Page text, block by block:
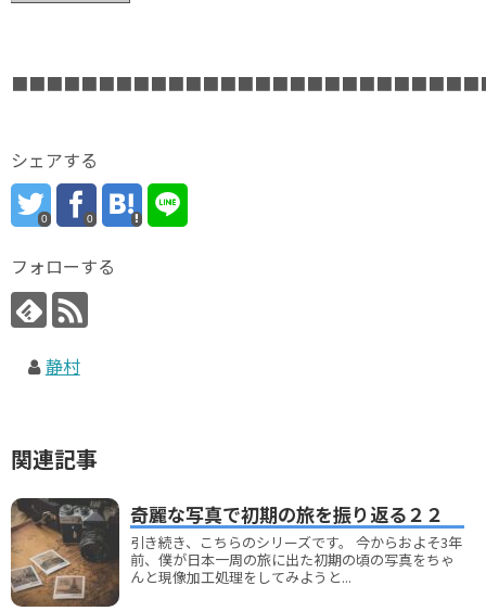
シェアする
0 0
フォローする
静村
関連記事
奇麗な写真で初期の旅を振り返る２２
引き続き、こちらのシリーズです。 今からおよそ3年
前、僕が日本一周の旅に出た初期の頃の写真をちゃ
んと現像加工処理をしてみようと...